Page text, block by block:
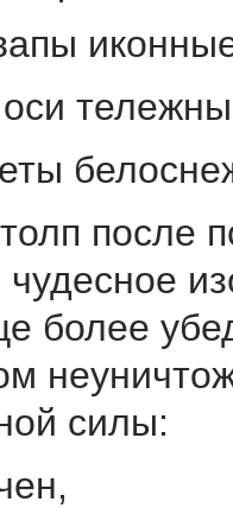
после
чудесное
более
силы: